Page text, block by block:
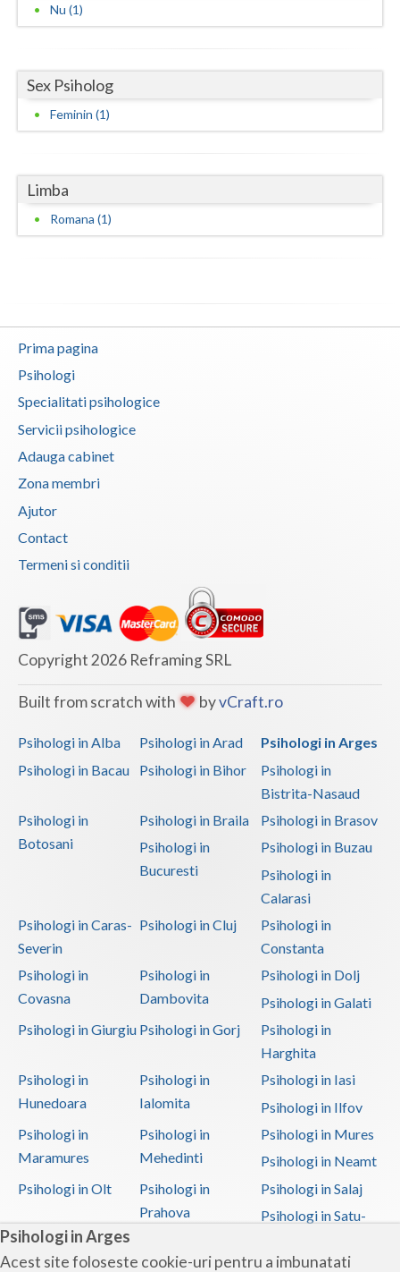
Psihologi in Arges
Acest site foloseste cookie-uri pentru a imbunatati
Tulcea
Vaslui
Vrancea
Nu (1)
Sex Psiholog
Feminin (1)
Limba
Romana (1)
Prima pagina
Psihologi
Specialitati psihologice
Servicii psihologice
Adauga cabinet
Zona membri
Ajutor
Contact
Termeni si conditii
Copyright 2026 Reframing SRL
Built from scratch with byvCraft.ro
Psihologi in Alba Psihologi in Arad
Psihologi in Arges
Psihologi in Bacau
Psihologi in Bihor
Psihologi in
Bistrita-Nasaud
Psihologi in
Botosani
Psihologi in Braila
Psihologi in Brasov
Psihologi in
Bucuresti
Psihologi in Buzau
Psihologi in
Calarasi
Psihologi in Caras-
Severin
Psihologi in Cluj
Psihologi in
Constanta
Psihologi in
Covasna
Psihologi in
Dambovita
Psihologi in Dolj
Psihologi in Galati
Psihologi in Giurgiu Psihologi in Gorj
Psihologi in
Harghita
Psihologi in
Hunedoara
Psihologi in
Ialomita
Psihologi in Iasi
Psihologi in Ilfov
Psihologi in
Maramures
Psihologi in
Mehedinti
Psihologi in Mures
Psihologi in Neamt
Psihologi in Olt
Psihologi in
Prahova
Psihologi in Salaj
Psihologi in Satu-
Psihologi in Sibiu
Psihologi in Psihologi in